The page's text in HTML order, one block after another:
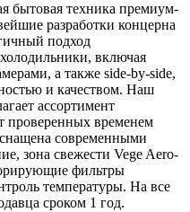
бытовая техника премиум-
разработки концерна
подход
включая
а также side-by-side,
и качеством. Наш
ассортимент
проверенных временем
современными
зона свежести Vege Aero-
фильтры
температуры. На все
сроком 1 год.